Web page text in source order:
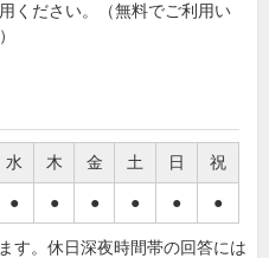
ください。（無料でご利用い
水 木 金 土 日 祝
● ● ● ● ● ●
す。休日深夜時間帯の回答には